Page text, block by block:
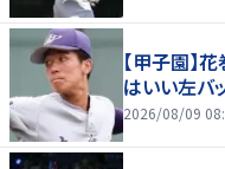
【甲子園】
はいい左バ
2026/08/09